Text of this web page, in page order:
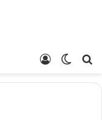
Switch
Log